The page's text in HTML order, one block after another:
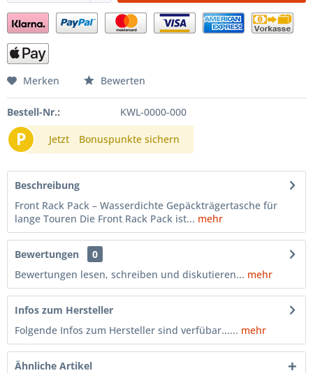
Merken Bewerten
Bestell-Nr.: KWL-0000-000
P Jetzt Bonuspunkte sichern
Beschreibung
Front Rack Pack – Wasserdichte Gepäckträgertasche für
lange Touren Die Front Rack Pack ist... mehr
Bewertungen
0
Bewertungen lesen, schreiben und diskutieren... mehr
Infos zum Hersteller
Folgende Infos zum Hersteller sind verfübar...... mehr
Ähnliche Artikel